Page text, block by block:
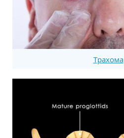
Трахома